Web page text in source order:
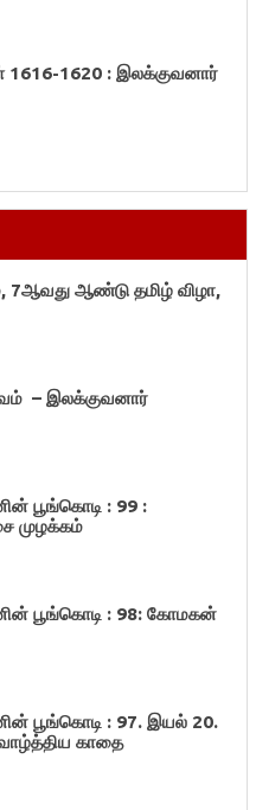
1616-1620 : இலக்குவனார்
7ஆவது ஆண்டு தமிழ் விழா,
– இலக்குவனார்
பூங்கொடி : 99 :
முழக்கம்
பூங்கொடி : 98: கோமகன்
பூங்கொடி : 97. இயல் 20.
வாழ்த்திய காதை